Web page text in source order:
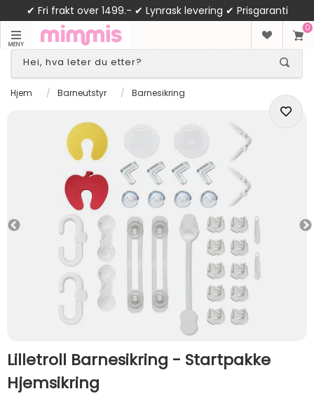
✔ Fri frakt over 1499.- ✔ Lynrask levering ✔ Prisgaranti
MENY
0
Hjem / Barneutstyr / Barnesikring
Lilletroll Barnesikring - Startpakke
Hjemsikring